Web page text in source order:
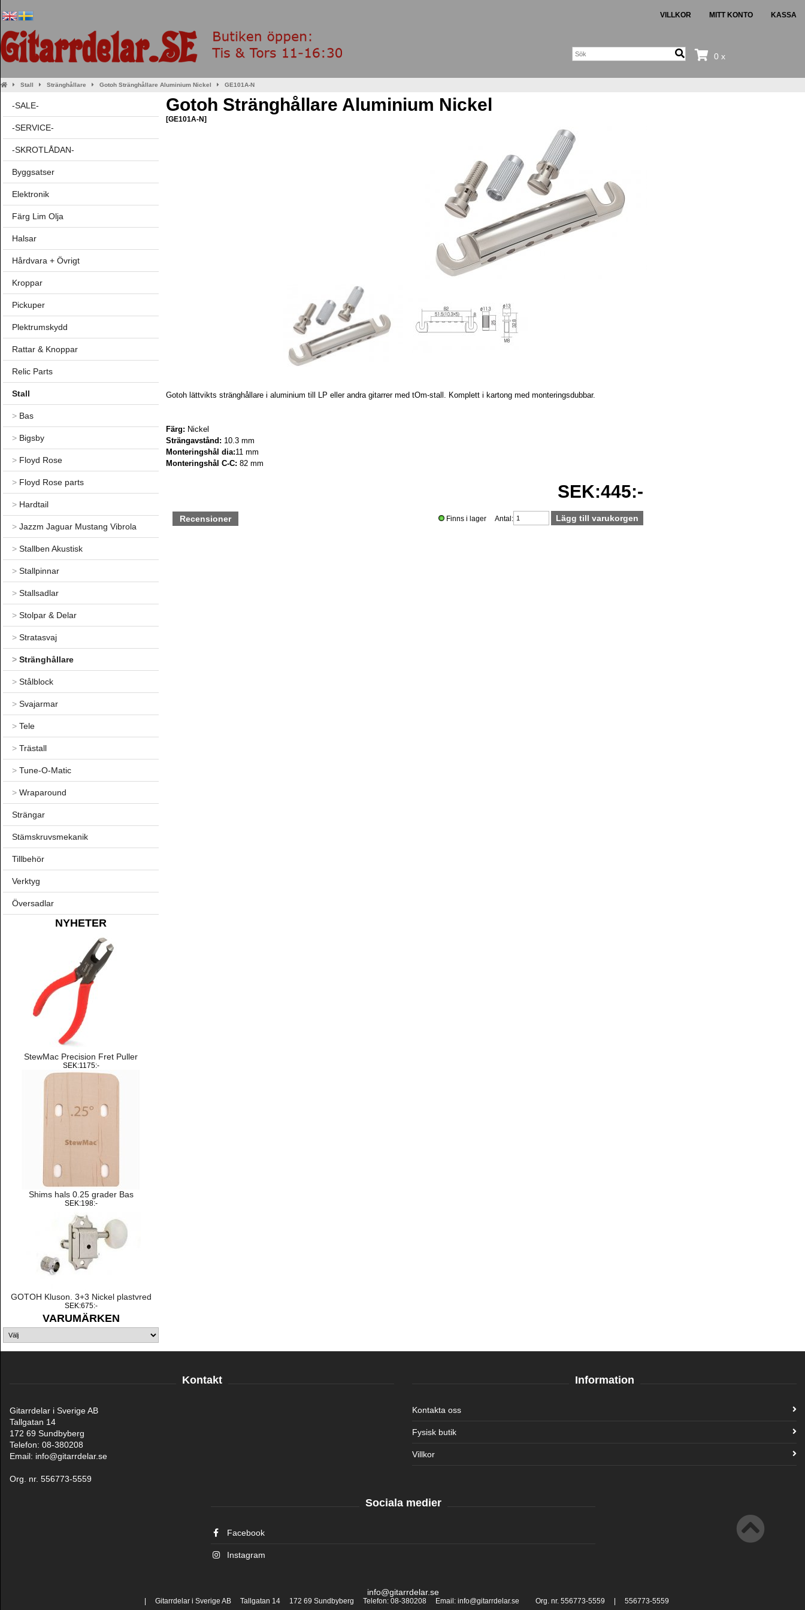
VILLKOR MITT KONTO KASSA
0 x
Stall Stränghållare Gotoh Stränghållare Aluminium Nickel GE101A-N
-SALE-
-SERVICE-
-SKROTLÅDAN-
Byggsatser
Elektronik
Färg Lim Olja
Halsar
Hårdvara + Övrigt
Kroppar
Pickuper
Plektrumskydd
Rattar & Knoppar
Relic Parts
Stall
> Bas
> Bigsby
> Floyd Rose
> Floyd Rose parts
> Hardtail
> Jazzm Jaguar Mustang Vibrola
> Stallben Akustisk
> Stallpinnar
> Stallsadlar
> Stolpar & Delar
> Stratasvaj
> Stränghållare
> Stålblock
> Svajarmar
> Tele
> Trästall
> Tune-O-Matic
> Wraparound
Strängar
Stämskruvsmekanik
Tillbehör
Verktyg
Översadlar
NYHETER
StewMac Precision Fret Puller
SEK:1175:-
Shims hals 0.25 grader Bas
SEK:198:-
GOTOH Kluson. 3+3 Nickel plastvred
SEK:675:-
VARUMÄRKEN
Gotoh Stränghållare Aluminium Nickel
[GE101A-N]
Gotoh lättvikts stränghållare i aluminium till LP eller andra gitarrer med tOm-stall. Komplett i kartong med monteringsdubbar.
Färg: Nickel
Strängavstånd: 10.3 mm
Monteringshål dia:11 mm
Monteringshål C-C: 82 mm
Recensioner
SEK:445:-
Finns i lager Antal:
Kontakt
Gitarrdelar i Sverige AB
Tallgatan 14
172 69 Sundbyberg
Telefon: 08-380208
Email: info@gitarrdelar.se
Org. nr. 556773-5559
Information
Kontakta oss
Fysisk butik
Villkor
Sociala medier
Facebook
Instagram
info@gitarrdelar.se
| Gitarrdelar i Sverige AB Tallgatan 14 172 69 Sundbyberg Telefon: 08-380208 Email: info@gitarrdelar.se Org. nr. 556773-5559 | 556773-5559